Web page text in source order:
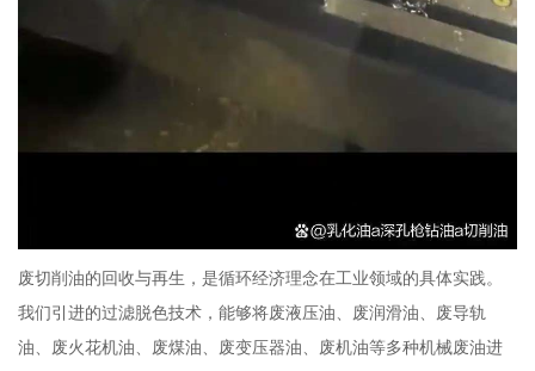
废切削油的回收与再生，是循环经济理念在工业领域的具体实践。
我们引进的过滤脱色技术，能够将废液压油、废润滑油、废导轨
油、废火花机油、废煤油、废变压器油、废机油等多种机械废油进